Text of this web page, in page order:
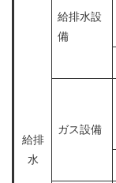
給排
水
給排水設
備
ガス設備